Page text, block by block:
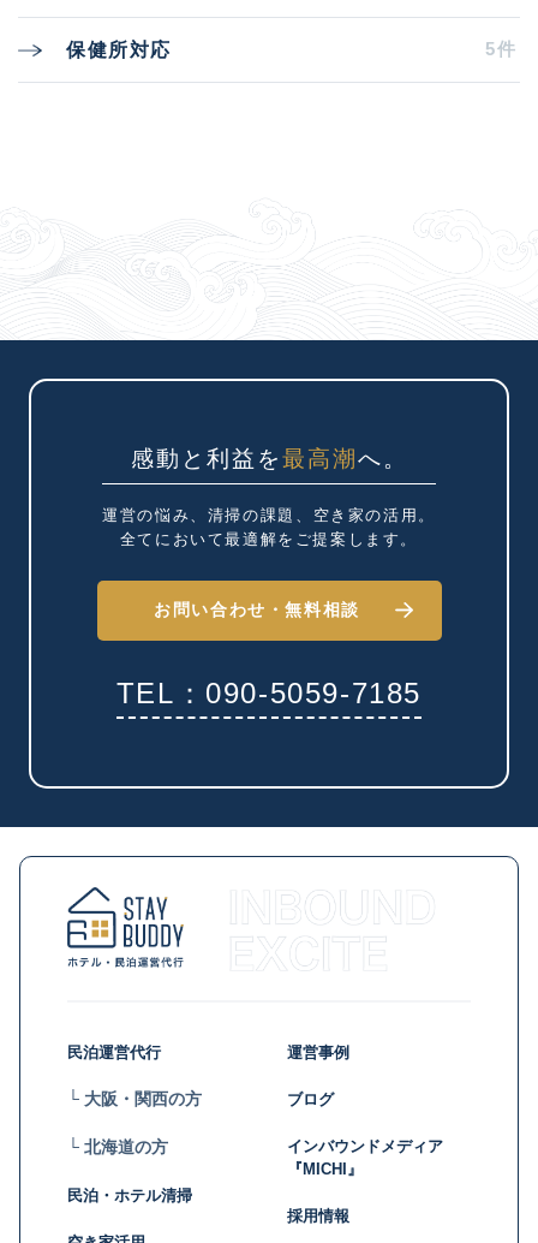
保健所対応 5件
感動と利益を最高潮へ。
運営の悩み、清掃の課題、 空き家の活用。
全てにおいて最適解を ご提案します。
お問い合わせ・無料相談
TEL：090-5059-7185
民泊運営代行
└ 大阪・関西の方
└ 北海道の方
民泊・ホテル清掃
運営事例
ブログ
インバウンドメディア
『MICHI』
採用情報